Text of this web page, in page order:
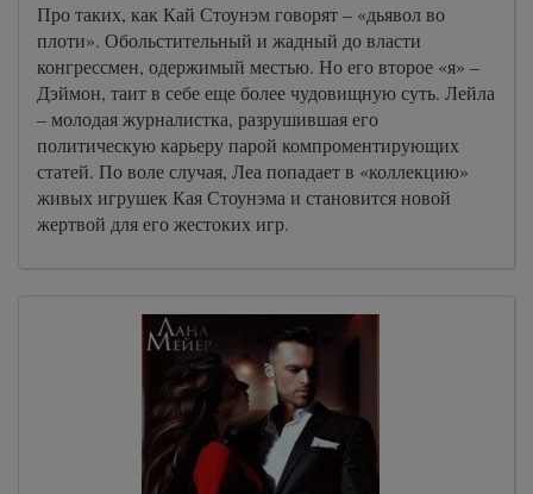
Про таких, как Кай Стоунэм говорят – «дьявол во
плоти». Обольстительный и жадный до власти
конгрессмен, одержимый местью. Но его второе «я» –
Дэймон, таит в себе еще более чудовищную суть. Лейла
– молодая журналистка, разрушившая его
политическую карьеру парой компроментирующих
статей. По воле случая, Леа попадает в «коллекцию»
живых игрушек Кая Стоунэма и становится новой
жертвой для его жестоких игр.